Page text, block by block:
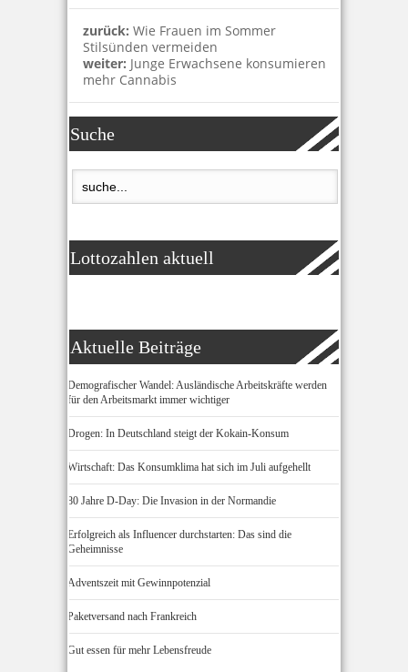
zurück: Wie Frauen im Sommer
Stilsünden vermeiden
weiter: Junge Erwachsene konsumieren
mehr Cannabis
Suche
Lottozahlen aktuell
Aktuelle Beiträge
Demografischer Wandel: Ausländische Arbeitskräfte werden
für den Arbeitsmarkt immer wichtiger
Drogen: In Deutschland steigt der Kokain-Konsum
Wirtschaft: Das Konsumklima hat sich im Juli aufgehellt
80 Jahre D-Day: Die Invasion in der Normandie
Erfolgreich als Influencer durchstarten: Das sind die
Geheimnisse
Adventszeit mit Gewinnpotenzial
Paketversand nach Frankreich
Gut essen für mehr Lebensfreude